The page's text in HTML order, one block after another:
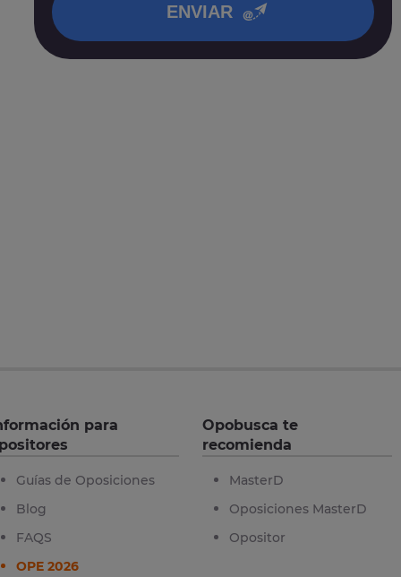
ENVIAR
para
Guías de Oposiciones
Blog
FAQS
OPE 2026
Opobusca te
recomienda
MasterD
Oposiciones MasterD
Opositor